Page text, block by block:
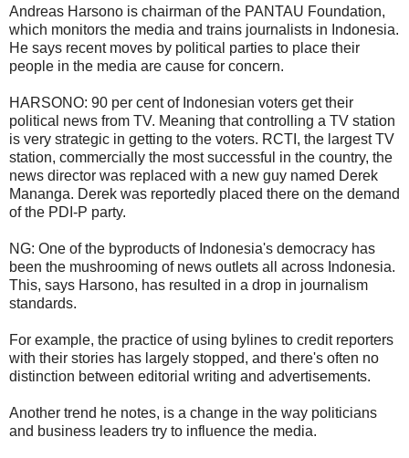
Andreas Harsono is chairman of the PANTAU Foundation,
which monitors the media and trains journalists in Indonesia.
He says recent moves by political parties to place their
people in the media are cause for concern.
HARSONO: 90 per cent of Indonesian voters get their
political news from TV. Meaning that controlling a TV station
is very strategic in getting to the voters. RCTI, the largest TV
station, commercially the most successful in the country, the
news director was replaced with a new guy named Derek
Mananga. Derek was reportedly placed there on the demand
of the PDI-P party.
NG: One of the byproducts of Indonesia's democracy has
been the mushrooming of news outlets all across Indonesia.
This, says Harsono, has resulted in a drop in journalism
standards.
For example, the practice of using bylines to credit reporters
with their stories has largely stopped, and there's often no
distinction between editorial writing and advertisements.
Another trend he notes, is a change in the way politicians
and business leaders try to influence the media.